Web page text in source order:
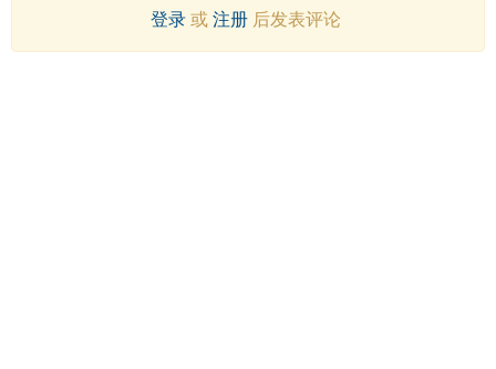
登录或 注册后发表评论